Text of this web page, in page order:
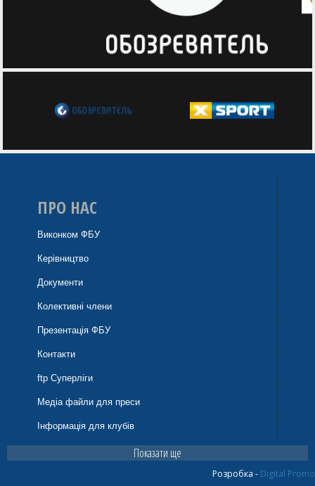
ПРО НАС
Виконком ФБУ
Керівництво
Документи
Колективні члени
Презентація ФБУ
Контакти
ftp Суперліги
Медіа файли для преси
Інформація для клубів
Показати ще
Розробка - Digital Promo